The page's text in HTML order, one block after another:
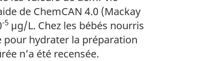
de ChemCAN 4.0 (Mackay
-5 μg/L. Chez les bébés nourris
pour hydrater la préparation
n’a été recensée.